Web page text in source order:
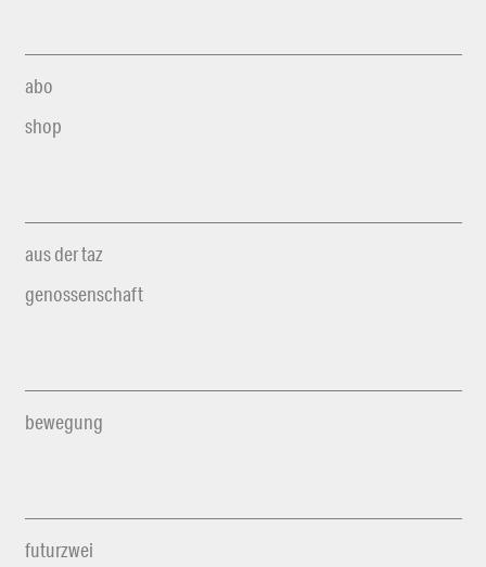
abo
shop
aus der taz
genossenschaft
bewegung
futurzwei